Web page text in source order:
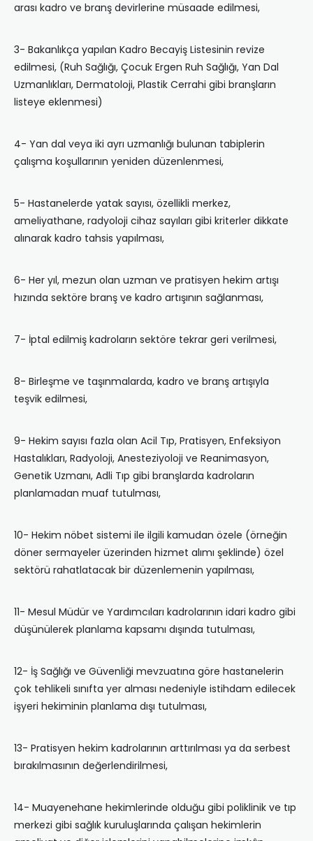
arası kadro ve branş devirlerine müsaade edilmesi,
3- Bakanlıkça yapılan Kadro Becayiş Listesinin revize
edilmesi, (Ruh Sağlığı, Çocuk Ergen Ruh Sağlığı, Yan Dal
Uzmanlıkları, Dermatoloji, Plastik Cerrahi gibi branşların
listeye eklenmesi)
4- Yan dal veya iki ayrı uzmanlığı bulunan tabiplerin
çalışma koşullarının yeniden düzenlenmesi,
5- Hastanelerde yatak sayısı, özellikli merkez,
ameliyathane, radyoloji cihaz sayıları gibi kriterler dikkate
alınarak kadro tahsis yapılması,
6- Her yıl, mezun olan uzman ve pratisyen hekim artışı
hızında sektöre branş ve kadro artışının sağlanması,
7- İptal edilmiş kadroların sektöre tekrar geri verilmesi,
8- Birleşme ve taşınmalarda, kadro ve branş artışıyla
teşvik edilmesi,
9- Hekim sayısı fazla olan Acil Tıp, Pratisyen, Enfeksiyon
Hastalıkları, Radyoloji, Anesteziyoloji ve Reanimasyon,
Genetik Uzmanı, Adli Tıp gibi branşlarda kadroların
planlamadan muaf tutulması,
10- Hekim nöbet sistemi ile ilgili kamudan özele (örneğin
döner sermayeler üzerinden hizmet alımı şeklinde) özel
sektörü rahatlatacak bir düzenlemenin yapılması,
11- Mesul Müdür ve Yardımcıları kadrolarının idari kadro gibi
düşünülerek planlama kapsamı dışında tutulması,
12- İş Sağlığı ve Güvenliği mevzuatına göre hastanelerin
çok tehlikeli sınıfta yer alması nedeniyle istihdam edilecek
işyeri hekiminin planlama dışı tutulması,
13- Pratisyen hekim kadrolarının arttırılması ya da serbest
bırakılmasının değerlendirilmesi,
14- Muayenehane hekimlerinde olduğu gibi poliklinik ve tıp
merkezi gibi sağlık kuruluşlarında çalışan hekimlerin